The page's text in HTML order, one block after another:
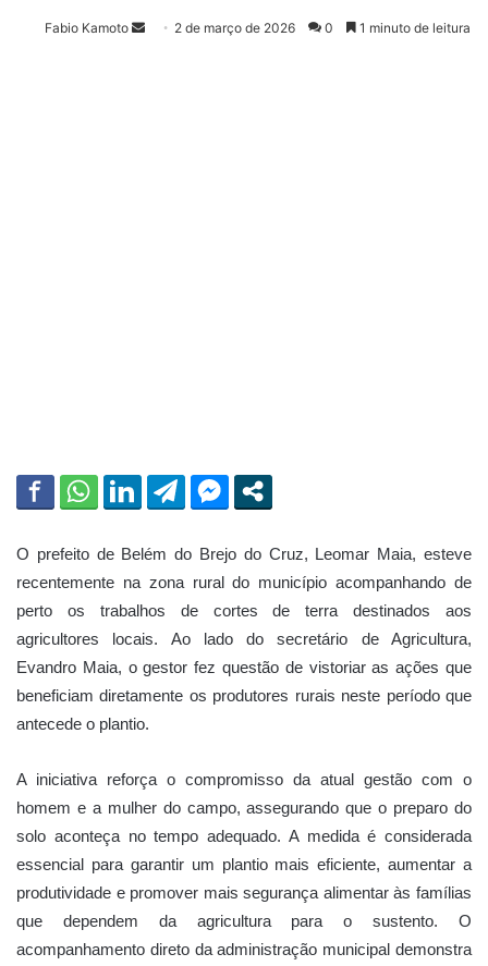
Fabio Kamoto 2 de março de 2026 0 1 minuto de leitura
O prefeito de Belém do Brejo do Cruz, Leomar Maia, esteve
recentemente na zona rural do município acompanhando de
perto os trabalhos de cortes de terra destinados aos
agricultores locais. Ao lado do secretário de Agricultura,
Evandro Maia, o gestor fez questão de vistoriar as ações que
beneficiam diretamente os produtores rurais neste período que
antecede o plantio.
A iniciativa reforça o compromisso da atual gestão com o
homem e a mulher do campo, assegurando que o preparo do
solo aconteça no tempo adequado. A medida é considerada
essencial para garantir um plantio mais eficiente, aumentar a
produtividade e promover mais segurança alimentar às famílias
que dependem da agricultura para o sustento. O
acompanhamento direto da administração municipal demonstra